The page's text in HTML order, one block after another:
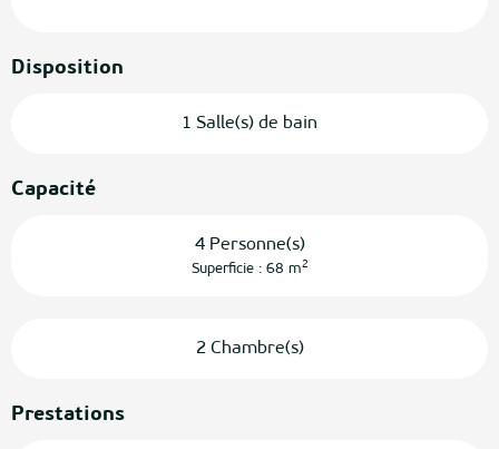
Disposition
1 Salle(s) de bain
Capacité
4 Personne(s)
Superficie : 68 m2
2 Chambre(s)
Prestations